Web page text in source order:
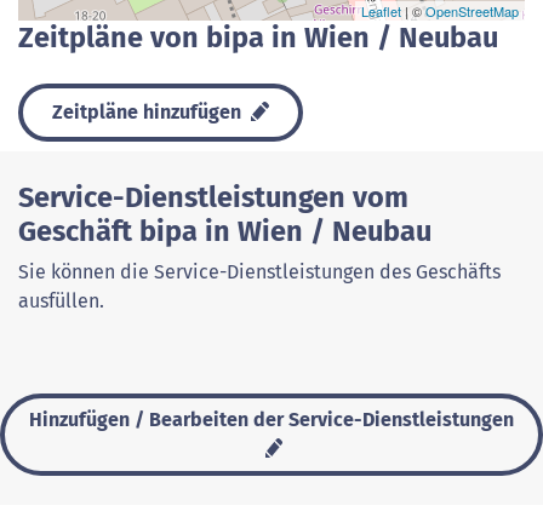
Leaflet | ©OpenStreetMap
Zeitpläne von bipa in Wien / Neubau
Zeitpläne hinzufügen
Service-Dienstleistungen vom
Geschäft bipa in Wien / Neubau
Sie können die Service-Dienstleistungen des Geschäfts
ausfüllen.
Hinzufügen / Bearbeiten der Service-Dienstleistungen